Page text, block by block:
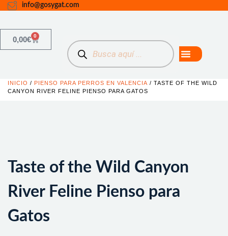
info@gosygat.com
0,00€ 0
INICIO / PIENSO PARA PERROS EN VALENCIA / TASTE OF THE WILD
CANYON RIVER FELINE PIENSO PARA GATOS
Taste of the Wild Canyon
River Feline Pienso para
Gatos